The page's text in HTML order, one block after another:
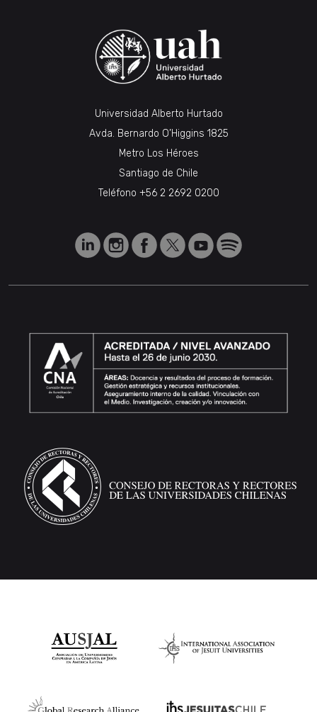
Universidad Alberto Hurtado
Avda. Bernardo O’Higgins 1825
Metro Los Héroes
Santiago de Chile
Teléfono +56 2 2692 0200